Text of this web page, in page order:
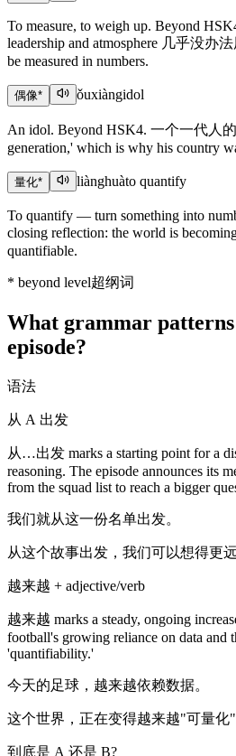
To measure, to weigh up. Beyond
leadership and atmosphere 几乎没办
be measured in numbers.
偶像* ǒuxiàngidol
An idol. Beyond HSK4. 一个一代人
generation,' which is why his country
量化* liànghuàto quantify
To quantify — turn something into
closing reflection: the world is
quantifiable.
* beyond level超纲词
What grammar
episode?
语法
从 A 出发
从…出发 marks a starting point for a
reasoning. The episode announces its
from the squad list to reach a bigger
我们就从这一份名单出发。
从这个故事出发，我们可以想得更远
越来越 + adjective/verb
越来越 marks a steady, ongoing
football's growing reliance on data and
'quantifiability.'
今天的足球，越来越依赖数据。
这个世界，正在变得越来越"可量化"
到底是 A 还是 B?